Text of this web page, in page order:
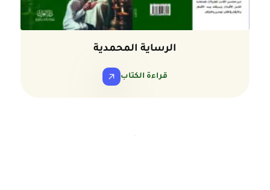
الرساية المحمدية
قراءة الكتاب